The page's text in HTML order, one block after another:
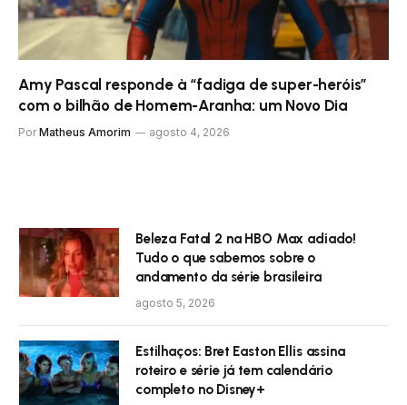
Amy Pascal responde à “fadiga de super-heróis”
com o bilhão de Homem-Aranha: um Novo Dia
Por Matheus Amorim agosto 4, 2026
Beleza Fatal 2 na HBO Max adiado!
Tudo o que sabemos sobre o
andamento da série brasileira
agosto 5, 2026
Estilhaços: Bret Easton Ellis assina
roteiro e série já tem calendário
completo no Disney+